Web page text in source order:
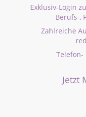
Exklusiv-Login
Berufs-,
Zahlreiche
Telefon-
Jetzt